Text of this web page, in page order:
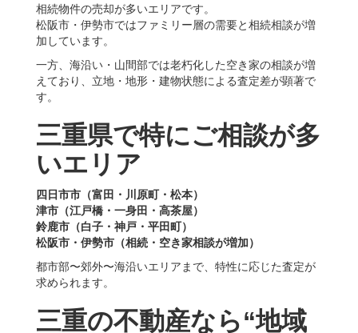
相続物件の売却が多いエリアです。
松阪市・伊勢市ではファミリー層の需要と相続相談が増
加しています。
一方、海沿い・山間部では老朽化した空き家の相談が増
えており、立地・地形・建物状態による査定差が顕著で
す。
三重県で特にご相談が多
いエリア
四日市市（富田・川原町・松本）
津市（江戸橋・一身田・高茶屋）
鈴鹿市（白子・神戸・平田町）
松阪市・伊勢市（相続・空き家相談が増加）
都市部〜郊外〜海沿いエリアまで、特性に応じた査定が
求められます。
三重の不動産なら“地域